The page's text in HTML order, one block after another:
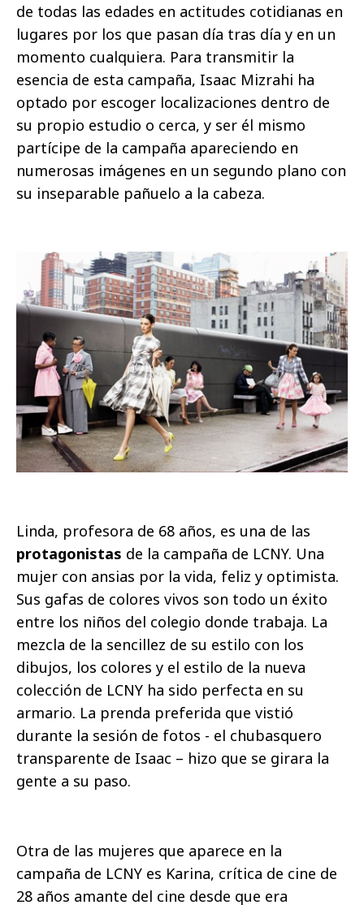
de todas las edades en actitudes cotidianas en
lugares por los que pasan día tras día y en un
momento cualquiera. Para transmitir la
esencia de esta campaña, Isaac Mizrahi ha
optado por escoger localizaciones dentro de
su propio estudio o cerca, y ser él mismo
partícipe de la campaña apareciendo en
numerosas imágenes en un segundo plano con
su inseparable pañuelo a la cabeza.
Linda, profesora de 68 años, es una de las
protagonistas de la campaña de LCNY. Una
mujer con ansias por la vida, feliz y optimista.
Sus gafas de colores vivos son todo un éxito
entre los niños del colegio donde trabaja. La
mezcla de la sencillez de su estilo con los
dibujos, los colores y el estilo de la nueva
colección de LCNY ha sido perfecta en su
armario. La prenda preferida que vistió
durante la sesión de fotos - el chubasquero
transparente de Isaac – hizo que se girara la
gente a su paso.
Otra de las mujeres que aparece en la
campaña de LCNY es Karina, crítica de cine de
28 años amante del cine desde que era